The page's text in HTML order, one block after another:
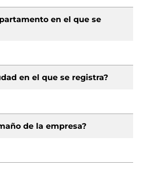
en el que se
en el que se registra?
de la empresa?